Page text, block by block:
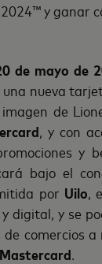
y ganar
de mayo de
nueva
de
, y con
y
bajo el
por Uilo
digital, y se
comercios
Mastercard